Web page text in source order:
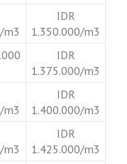
m3
IDR
1.350.000/m3
IDR
1.375.000/m3
m3
IDR
1.400.000/m3
m3
IDR
1.425.000/m3